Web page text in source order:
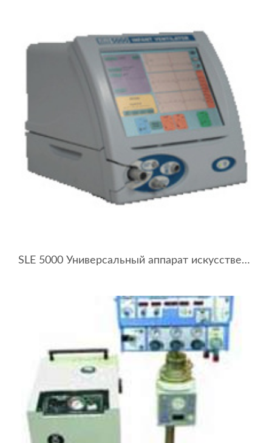
SLE 5000 Универсальный аппарат искусственной вентиляции легких (неонатально-педиатрический)